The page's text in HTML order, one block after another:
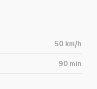
50 km/h
90 min